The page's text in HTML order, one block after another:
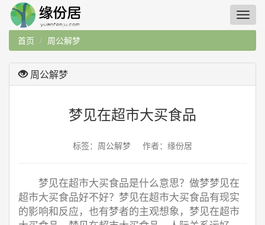
首页 周公解梦
周公解梦
梦见在超市大买食品
标签：周公解梦 作者：缘份居
梦见在超市大买食品是什么意思？做梦梦见在
超市大买食品好不好？梦见在超市大买食品有现实
的影响和反应，也有梦者的主观想象，梦见在超市